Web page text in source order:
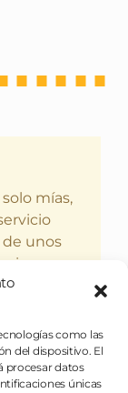
como las
del dispositivo. El
procesar datos
únicas
mías,
de unos
porque
diferentes
acuerdo,